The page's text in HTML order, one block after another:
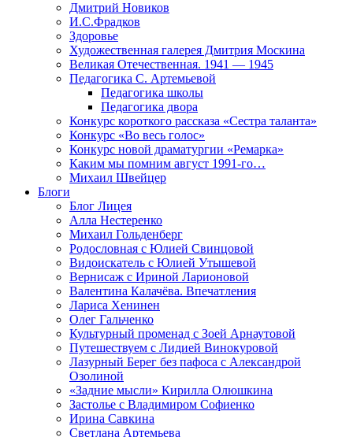
Дмитрий Новиков
И.С.Фрадков
Здоровье
Художественная галерея Дмитрия Москина
Великая Отечественная. 1941 — 1945
Педагогика С. Артемьевой
Педагогика школы
Педагогика двора
Конкурс короткого рассказа «Сестра таланта»
Конкурс «Во весь голос»
Конкурс новой драматургии «Ремарка»
Каким мы помним август 1991-го…
Михаил Швейцер
Блоги
Блог Лицея
Алла Нестеренко
Михаил Гольденберг
Родословная с Юлией Свинцовой
Видоискатель с Юлией Утышевой
Вернисаж с Ириной Ларионовой
Валентина Калачёва. Впечатления
Лариса Хенинен
Олег Гальченко
Культурный променад с Зоей Арнаутовой
Путешествуем с Лидией Винокуровой
Лазурный Берег без пафоса с Александрой
Озолиной
«Задние мысли» Кирилла Олюшкина
Застолье с Владимиром Софиенко
Ирина Савкина
Светлана Артемьева